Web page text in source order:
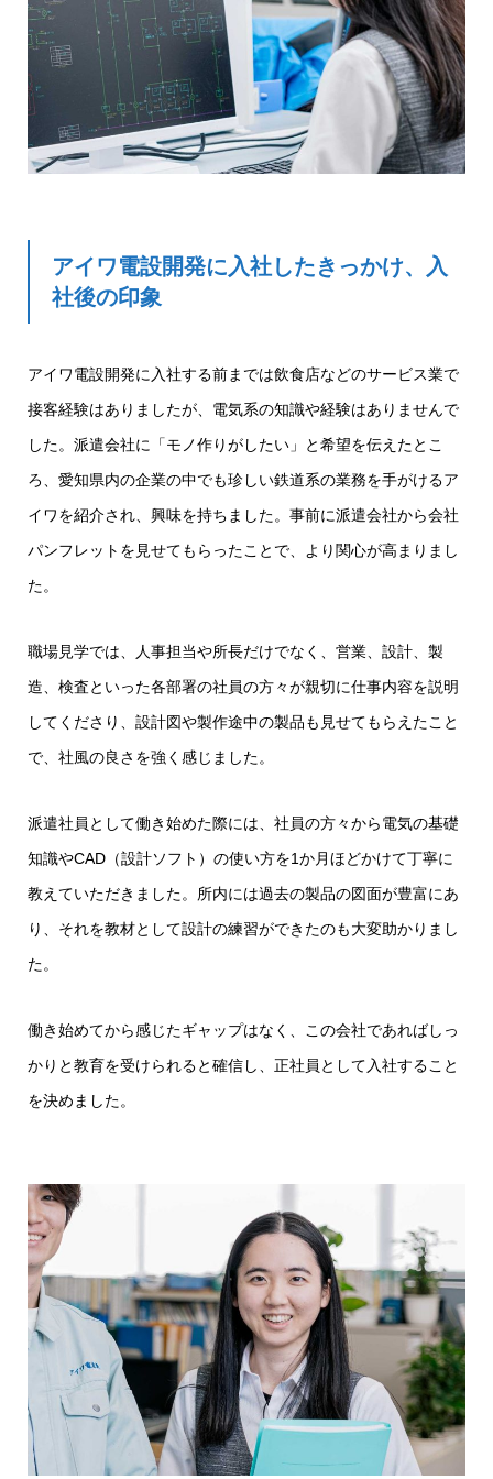
アイワ電設開発に入社したきっかけ、入
社後の印象
アイワ電設開発に入社する前までは飲食店などのサービス業で
接客経験はありましたが、電気系の知識や経験はありませんで
した。派遣会社に「モノ作りがしたい」と希望を伝えたとこ
ろ、愛知県内の企業の中でも珍しい鉄道系の業務を手がけるア
イワを紹介され、興味を持ちました。事前に派遣会社から会社
パンフレットを見せてもらったことで、より関心が高まりまし
た。
職場見学では、人事担当や所長だけでなく、営業、設計、製
造、検査といった各部署の社員の方々が親切に仕事内容を説明
してくださり、設計図や製作途中の製品も見せてもらえたこと
で、社風の良さを強く感じました。
派遣社員として働き始めた際には、社員の方々から電気の基礎
知識やCAD（設計ソフト）の使い方を1か月ほどかけて丁寧に
教えていただきました。所内には過去の製品の図面が豊富にあ
り、それを教材として設計の練習ができたのも大変助かりまし
た。
働き始めてから感じたギャップはなく、この会社であればしっ
かりと教育を受けられると確信し、正社員として入社すること
を決めました。